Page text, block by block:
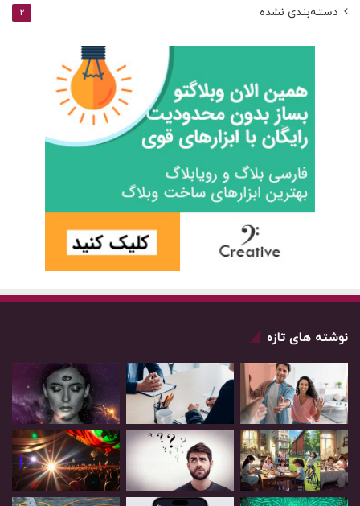
دسته‌بندی نشده 2
نوشته های تازه